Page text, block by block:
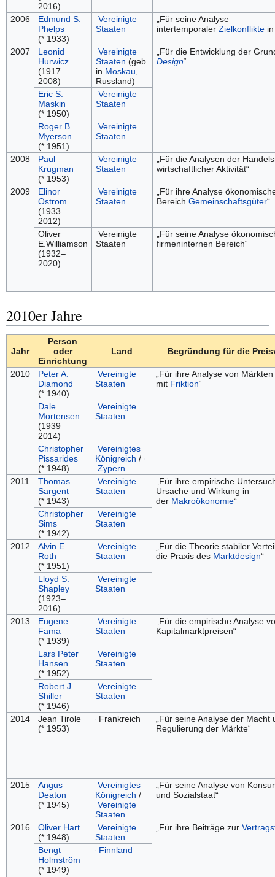
2016)
2006
Edmund S.
Phelps
(* 1933)
Vereinigte
Staaten
„Für seine Analyse
intertemporaler Zielkonflikte
2007
Leonid
Hurwicz
(1917–
2008)
Vereinigte
Staaten (geb.
in Moskau
Russland)
„Für die Entwicklung der
Design“
Eric S.
Maskin
(* 1950)
Vereinigte
Staaten
Roger B.
Myerson
(* 1951)
Vereinigte
Staaten
2008
Paul
Krugman
(* 1953)
Vereinigte
Staaten
„Für die Analysen der
wirtschaftlicher Aktivität“
2009
Elinor
Ostrom
(1933–
2012)
Vereinigte
Staaten
„Für ihre Analyse
Bereich Gemeinschaftsgüter“
Oliver
E.Williamson
(1932–
2020)
Vereinigte
Staaten
„Für seine Analyse
firmeninternen Bereich“
2010er Jahre
Jahr
Person
oder
Einrichtung
Land Begründung für die
2010
Peter A.
Diamond
(* 1940)
Vereinigte
Staaten
„Für ihre Analyse von Märkten
mit Friktion“
Dale
Mortensen
(1939–
2014)
Vereinigte
Staaten
Christopher
Pissarides
(* 1948)
Vereinigtes
Königreich /
Zypern
2011
Thomas
Sargent
(* 1943)
Vereinigte
Staaten
„Für ihre empirische
Ursache und Wirkung in
der Makroökonomie“
Christopher
Sims
(* 1942)
Vereinigte
Staaten
2012
Alvin E.
Roth
(* 1951)
Vereinigte
Staaten
„Für die Theorie stabiler
die Praxis des Marktdesign“
Lloyd S.
Shapley
(1923–
2016)
Vereinigte
Staaten
2013
Eugene
Fama
(* 1939)
Vereinigte
Staaten
„Für die empirische Analyse
Kapitalmarktpreisen“
Lars Peter
Hansen
(* 1952)
Vereinigte
Staaten
Robert J.
Shiller
(* 1946)
Vereinigte
Staaten
2014
Jean Tirole
(* 1953)
Frankreich
„Für seine Analyse der Macht
Regulierung der Märkte“
2015
Angus
Deaton
(* 1945)
Vereinigtes
Königreich /
Vereinigte
Staaten
„Für seine Analyse von
und Sozialstaat“
2016
Oliver Hart
(* 1948)
Vereinigte
Staaten
„Für ihre Beiträge zur
Bengt
Holmström
(* 1949)
Finnland